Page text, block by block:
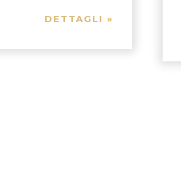
DETTAGLI »